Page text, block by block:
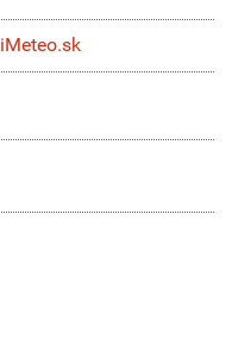
iMeteo.sk